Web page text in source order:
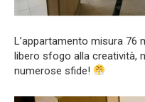
L’appartamento misura 76
libero sfogo alla creatività,
numerose sfide!